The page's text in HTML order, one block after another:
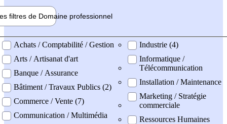
filtres de Domaine professionnel
professionel
Achats / Comptabilité / Gestion
Arts / Artisanat d'art
Banque / Assurance
Bâtiment / Travaux Publics (2)
Commerce / Vente (7)
Communication / Multimédia
Industrie (4)
Informatique /
Télécommunication
Installation / Maintenance
Marketing / Stratégie
commerciale
Ressources Humaines